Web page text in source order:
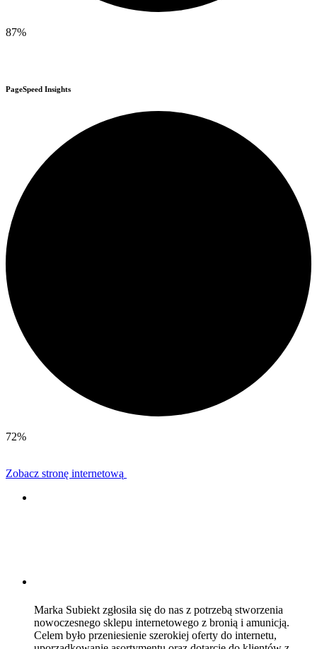
87%
PageSpeed Insights
72%
Zobacz stronę internetową
Marka Subiekt zgłosiła się do nas z potrzebą stworzenia
nowoczesnego sklepu internetowego z bronią i amunicją.
Celem było przeniesienie szerokiej oferty do internetu,